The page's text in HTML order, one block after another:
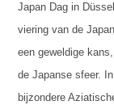
Japan Dag in
viering van de
een geweldige
de Japanse sfeer.
bijzondere